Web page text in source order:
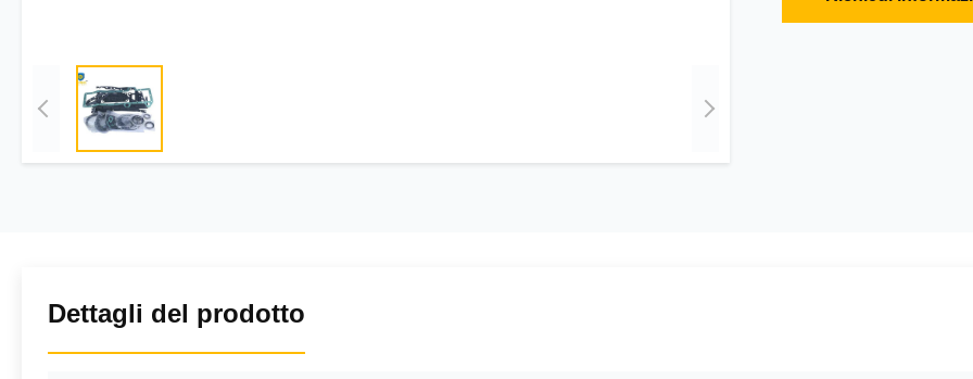
Dettagli del prodotto